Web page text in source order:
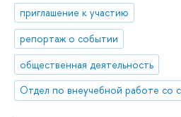
приглашение к участию
репортаж о событии
общественная деятельность